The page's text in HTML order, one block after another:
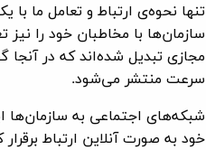
تنها نحوه‌ی ارتباط و تعامل ما با
سازمان‌ها با مخاطبان خود را نیز
مجازی تبدیل شده‌اند که در
سرعت منتشر می‌شود.
شبکه‌های اجتماعی به سازمان‌ها
خود به صورت آنلاین ارتباط